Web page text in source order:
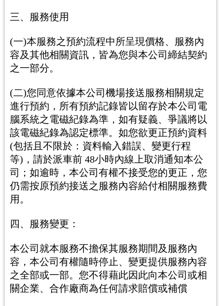
三、服務使用
(一)本服務之預約流程中所呈現價格、服務內
容及其他相關資訊，皆為您與本公司締結契約
之一部分。
(二)您同意依據本公司機場接送服務相關規定
進行預約，所有預約記錄皆以留存於本公司電
腦系統之電磁紀錄為準，如有疑義、爭議將以
該電磁紀錄為認定標準。如您欲更正預約資料
(包括且不限於：資料輸入錯誤、變更行程
等)，請於派車前 48小時內線上取消通知本公
司；如逾時，本公司有權不接受您的更正，您
仍需按原預約接送之服務內容給付相關服務費
用。
四、服務變更：
本公司就本服務不擔保其服務期間及服務內
容，本公司有權隨時停止、變更提供服務內容
之全部或一部。您不得藉此因此向本公司或相
關企業、合作廠商為任何請求賠償或補償